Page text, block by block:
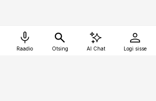
Raadio Otsing AI Chat Logi sisse